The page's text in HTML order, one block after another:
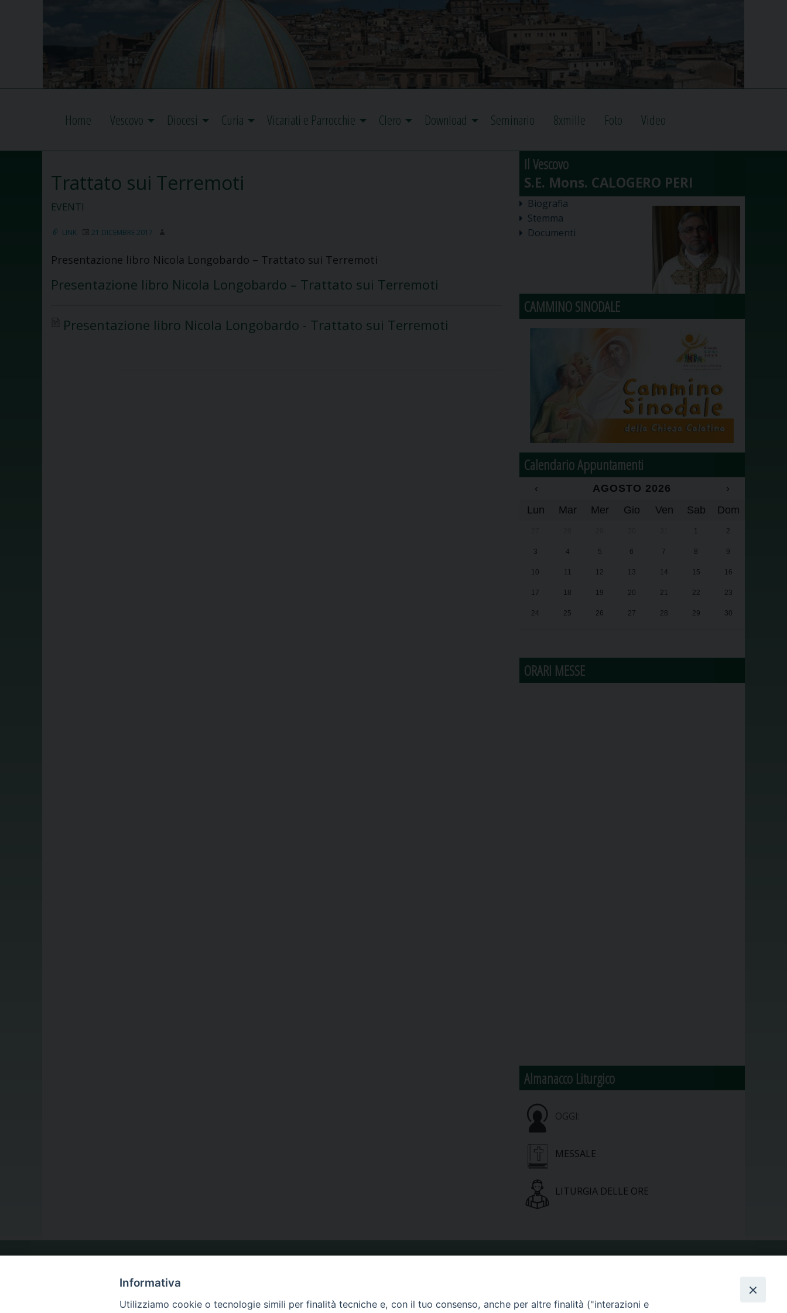
Home Vescovo Diocesi Curia Vicariati e Parrocchie Clero Download Seminario 8xmille Foto Video
Trattato sui Terremoti
EVENTI
LINK 21 DICEMBRE 2017
Presentazione libro Nicola Longobardo – Trattato sui Terremoti
Presentazione libro Nicola Longobardo – Trattato sui Terremoti
Presentazione libro Nicola Longobardo - Trattato sui Terremoti
Il Vescovo
Biografia
Stemma
Documenti
CAMMINO SINODALE
Calendario Appuntamenti
‹ AGOSTO 2026
›
Lun
Mar Mer Gio Ven Sab Dom
1 2
3 4 5 6 7 8 9
10 11 12 13 14 15 16
17 18 19 20 21 22 23
24 25 26 27 28 29 30
ORARI MESSE
Almanacco Liturgico
OGGI:
MESSALE
LITURGIA DELLE ORE
LA NOSTRA DIOCESI
Informativa
Utilizziamo cookie o tecnologie simili per finalità tecniche e, con il tuo consenso, anche per altre finalità ("interazioni e